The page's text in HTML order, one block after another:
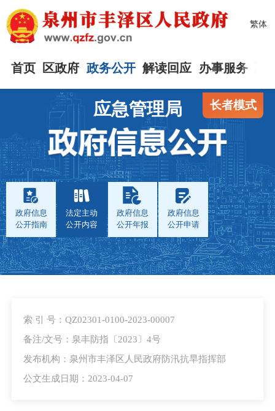
繁体
首页 区政府 政务公开 解读回应 办事服务
长者模式
应急管理局
政府信息
公开指南
法定主动
公开内容
政府信息
公开年报
政府信息
公开申请
索 引 号：QZ02301-0100-2023-00007
备注/文号：泉丰防指〔2023〕4号
发布机构：泉州市丰泽区人民政府防汛抗旱指挥部
公文生成日期：2023-04-07